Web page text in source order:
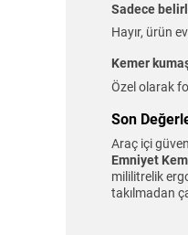
Sadece
Hayır, ürün
Kemer
Özel olarak
Son
Araç içi
Emniyet
mililitrelik
takılmadan